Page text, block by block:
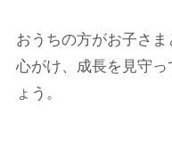
おうちの方がお子さ
心がけ、成長を見守
ょう。